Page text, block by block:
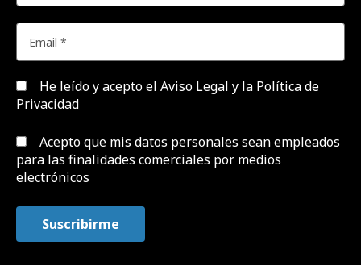
He leído y acepto el Aviso Legal y la Política de
Privacidad
Acepto que mis datos personales sean empleados
para las finalidades comerciales por medios
electrónicos